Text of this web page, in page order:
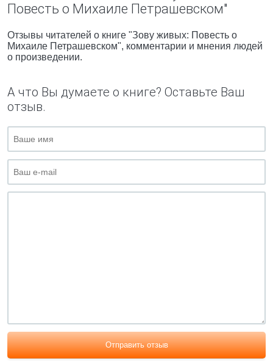
Повесть о Михаиле Петрашевском"
Отзывы читателей о книге "Зову живых: Повесть о
Михаиле Петрашевском", комментарии и мнения людей
о произведении.
А что Вы думаете о книге? Оставьте Ваш
отзыв.
Отправить отзыв